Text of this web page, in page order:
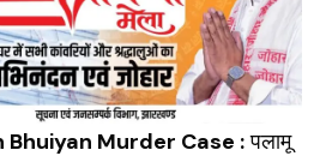
Bhuiyan Murder Case :पलामू